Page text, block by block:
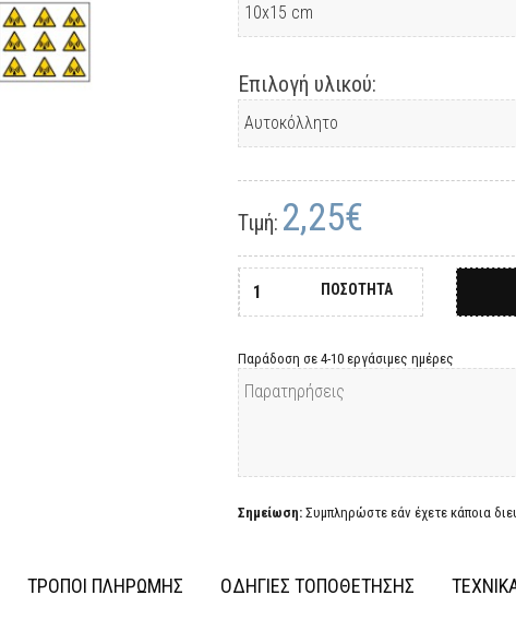
Επιλογή υλικού:
Τιμή: 2,25€
ΠΟΣΟΤΗΤΑ
Παράδοση σε 4-10 εργάσιμες ημέρες
Σημείωση: Συμπληρώστε εάν έχετε κάποια
ΤΡΟΠΟΙ ΠΛΗΡΩΜΗΣ ΟΔΗΓΙΕΣ ΤΟΠΟΘΕΤΗΣΗΣ